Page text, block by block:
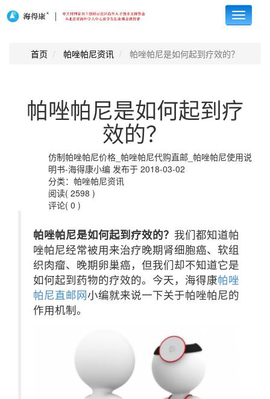
Toggle
首页 帕唑帕尼资讯 帕唑帕尼是如何起到疗效的？
帕唑帕尼是如何起到疗
效的？
仿制帕唑帕尼价格_帕唑帕尼代购直邮_帕唑帕尼使用说
明书-海得康小编 发布于 2018-03-02
分类：帕唑帕尼资讯
阅读( 2598 )
评论( 0 )
帕唑帕尼是如何起到疗效的？ 我们都知道帕
唑帕尼经常被用来治疗晚期肾细胞癌、软组
织肉瘤、晚期卵巢癌，但我们却不知道它是
如何起到药物的疗效的。今天，海得康帕唑
帕尼直邮网小编就来说一下关于帕唑帕尼的
作用机制。